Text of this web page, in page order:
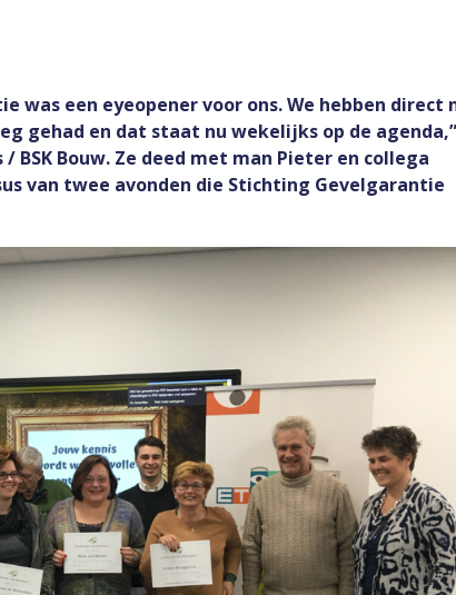
was een eyeopener voor ons. We hebben direct
gehad en dat staat nu wekelijks op de agenda,”
BSK Bouw. Ze deed met man Pieter en collega
van twee avonden die Stichting Gevelgarantie